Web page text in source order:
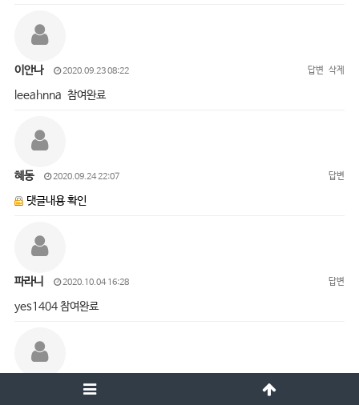
이안나 2020.09.23 08:22 답변 삭제
leeahnna 참여완료
혜동 2020.09.24 22:07 답변
댓글내용 확인
파라니 2020.10.04 16:28 답변
yes1404 참여완료
2020.10.05 15:01